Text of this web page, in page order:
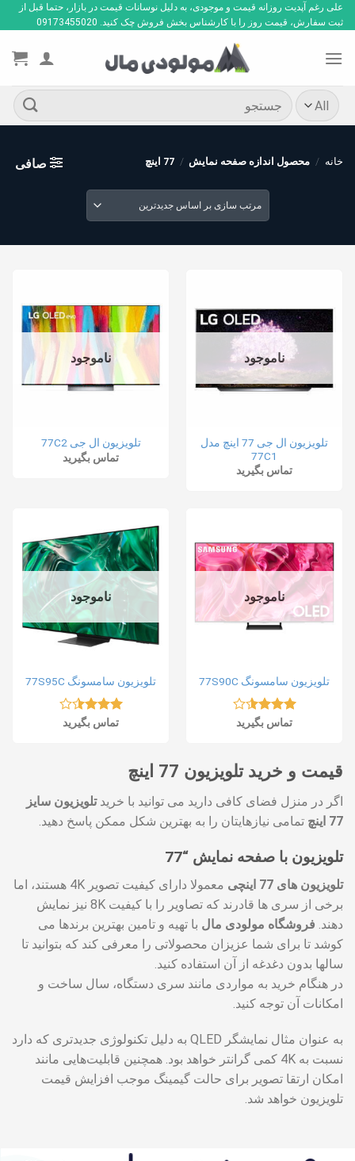
Skip
to
علی رغم آپدیت روزانه قیمت و موجودی، به دلیل نوسانات قیمت در بازار، حتما قبل از
ثبت سفارش، قیمت روز را با کارشناس بخش فروش چک کنید. 09173455020
جستجو
برای:
خانه / محصول اندازه صفحه نمایش / 77 اینچ صافی
ناموجود
تلویزیون ال جی 77 اینچ مدل
77C1
تماس بگیرید
ناموجود
تلویزیون ال جی 77C2
تماس بگیرید
ناموجود
تلویزیون سامسونگ 77S90C
نمره
تماس بگیرید
ناموجود
تلویزیون سامسونگ 77S95C
نمره
تماس بگیرید
قیمت و خرید تلویزیون 77 اینچ
اگر در منزل فضای کافی دارید می توانید با خریدتلویزیون سایز
77 اینچ
تمامی نیازهایتان را به بهترین شکل ممکن پاسخ دهید.
تلویزیون با صفحه نمایش “77
تلویزیون های 77 اینچی
معمولا دارای کیفیت تصویر 4K هستند، اما
برخی از سری ها قادرند که تصاویر را با کیفیت 8K نیز نمایش
دهند. فروشگاه مولودی مال با تهیه و تامین بهترین برندها می
کوشد تا برای شما عزیزان محصولاتی را معرفی کند که بتوانید تا
سالها بدون دغدغه از آن استفاده کنید.
در هنگام خرید به مواردی مانند سری دستگاه، سال ساخت و
امکانات آن توجه کنید.
به عنوان مثال نمایشگر QLED به دلیل تکنولوژی جدیدتری که دارد
نسبت به 4K کمی گرانتر خواهد بود. همچنین قابلیت‌هایی مانند
امکان ارتقا تصویر برای حالت گیمینگ موجب افزایش قیمت
تلویزیون خواهد شد.